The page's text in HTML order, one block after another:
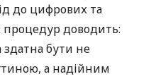
до цифрових та
доводить:
здатна бути не
а надійним